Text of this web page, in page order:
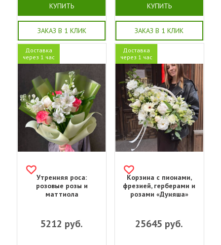
КУПИТЬ
ЗАКАЗ В 1 КЛИК
КУПИТЬ
ЗАКАЗ В 1 КЛИК
Доставка
через 1 час
Утренняя роса:
розовые розы и
маттиола
5212 руб.
Доставка
через 1 час
Корзина с пионами,
фрезией, герберами и
розами «Дуняша»
25645 руб.